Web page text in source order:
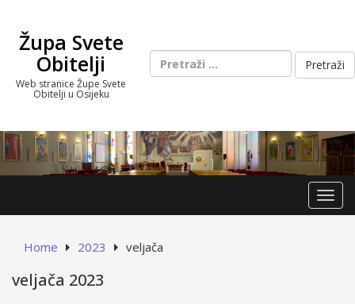
contentŽupa Svete
Obitelji
Web stranice Župe Svete
Obitelji u Osijeku
Pretraži:
Home 2023 veljača
veljača 2023